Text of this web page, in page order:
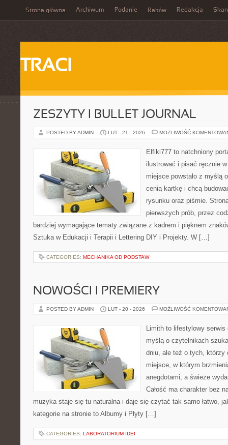
Strona główna Archiwum Podanie Raków Redakcja
TRACI
ZESZYTY I BULLET JOURNAL
POSTED BY ADMIN LUT - 21 - 2026 MOŻLIWOŚĆ
Elfiki777 to natchniony
ilustrować i pisać ręcznie
miejsce powstało z myślą
cenią kartkę i chcą
rysunku oraz piśmie.
pierwszych prób, przez
bardziej wymagające tematy związane z kadrem i pięknem
Sztuka w Edukacji i Terapii i Lettering DIY i Projekty. W […]
CATEGORIES: MECHANIKA OD PODSTAW
NOWOŚCI I PREMIERY
POSTED BY ADMIN LUT - 20 - 2026 MOŻLIWOŚĆ
Limith to lifestylowy
myślą o czytelnikach
dniu, ale też o tych, którzy
miejsce, w którym
anegdotami, a świeże
Całość ma charakter bez
muzyka staje się tu naturalna i daje się czytać tak samo łatwo,
kategorie na stronie to Albumy i Płyty […]
CATEGORIES: LABORATORIUM IDEI